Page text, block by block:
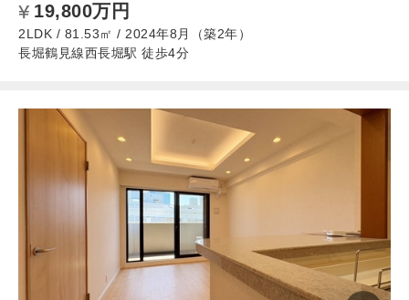
19,800万円
2LDK / 81.53㎡ / 2024年8月（築2年）
長堀鶴見線西長堀駅 徒歩4分